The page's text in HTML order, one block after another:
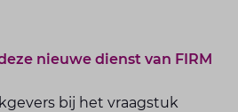
nieuwe dienst van FIRM
bij het vraagstuk